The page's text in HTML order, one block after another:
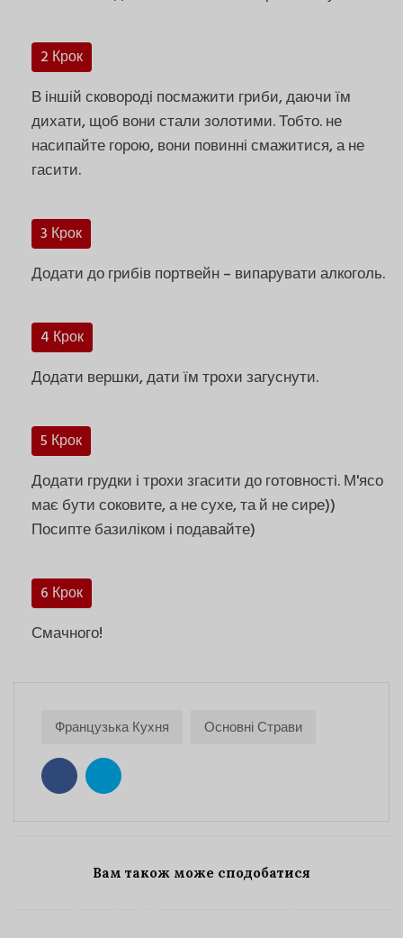
2 Крок
В іншій сковороді посмажити гриби, даючи їм
дихати, щоб вони стали золотими. Тобто. не
насипайте горою, вони повинні смажитися, а не
гасити.
3 Крок
Додати до грибів портвейн – випарувати алкоголь.
4 Крок
Додати вершки, дати їм трохи загуснути.
5 Крок
Додати грудки і трохи згасити до готовності. М'ясо
має бути соковите, а не сухе, та й не сире))
Посипте базиліком і подавайте)
6 Крок
Смачного!
Французька Кухня Основні Страви
Вам також може сподобатися